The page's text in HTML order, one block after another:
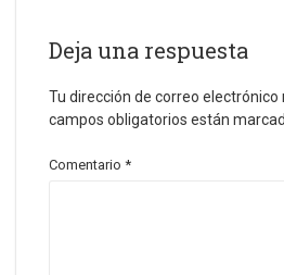
Deja una respuesta
Tu dirección de correo electrónico
campos obligatorios están
Comentario *